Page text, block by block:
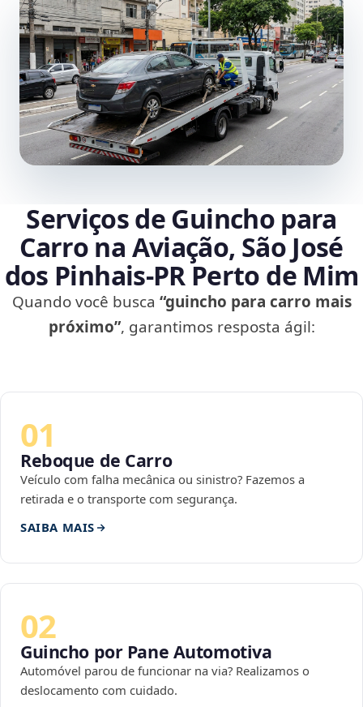
Serviços de Guincho para
Carro na Aviação, São José
dos Pinhais‑PR Perto de Mim
Quando você busca “guincho para carro mais
próximo”, garantimos resposta ágil:
01
Reboque de Carro
Veículo com falha mecânica ou sinistro? Fazemos a
retirada e o transporte com segurança.
SAIBA MAIS
02
Guincho por Pane Automotiva
Automóvel parou de funcionar na via? Realizamos o
deslocamento com cuidado.